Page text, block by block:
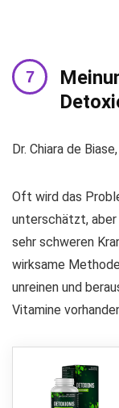
Dr. Chiara de
Oft wird das
unterschätzt, aber
sehr schweren
wirksame
unreinen und
Vitamine